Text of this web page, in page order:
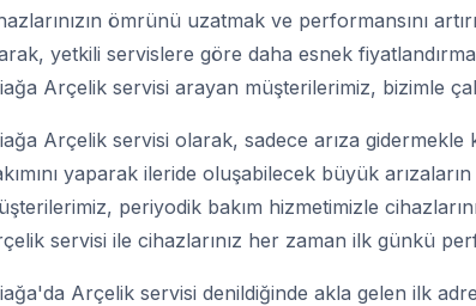
ömrünü uzatmak ve performansını
yetkili servislere göre daha esnek
Arçelik servisi arayan müşterilerimiz, bizimle
Arçelik servisi olarak, sadece arıza gidermekle
yaparak ileride oluşabilecek büyük
periyodik bakım hizmetimizle
servisi ile cihazlarınız her zaman ilk günkü
Arçelik servisi denildiğinde akla gelen ilk